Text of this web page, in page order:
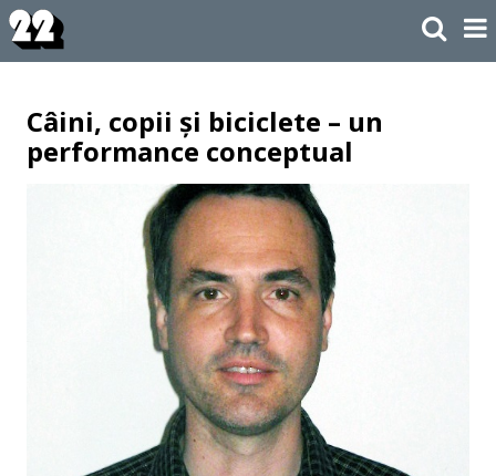
Câini, copii și biciclete – un
performance conceptual